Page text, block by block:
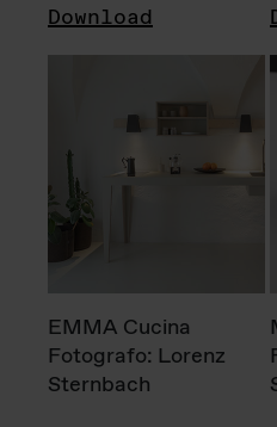
Download
EMMA Cucina
Fotografo: Lorenz
Sternbach